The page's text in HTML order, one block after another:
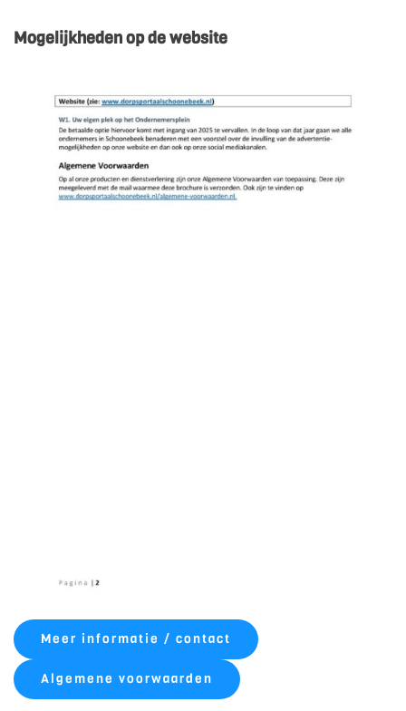
Mogelijkheden op de website
Meer informatie / contact
Algemene voorwaarden